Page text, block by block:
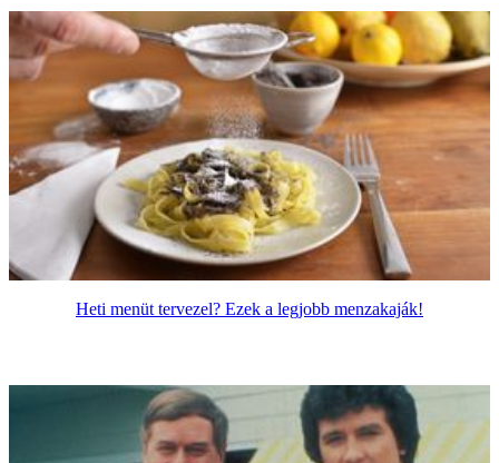
Heti menüt tervezel? Ezek a legjobb menzakaják!